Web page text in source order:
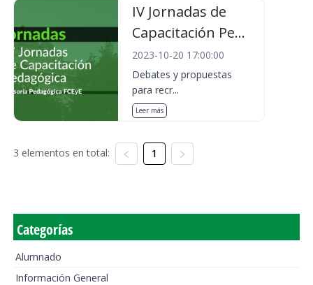
IV Jornadas de
Capacitación Pe...
2023-10-20 17:00:00
Debates y propuestas
para recr...
Leer más
3 elementos en total: 1
Categorías
Alumnado
Información General